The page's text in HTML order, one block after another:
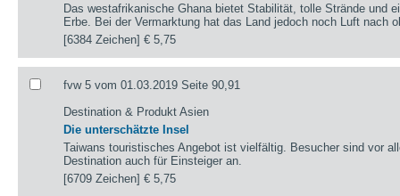
Das westafrikanische Ghana bietet Stabilität, tolle Strände und
Erbe. Bei der Vermarktung hat das Land jedoch noch Luft nach
[6384 Zeichen]€ 5,75
fvw 5 vom 01.03.2019 Seite 90,91
Destination & Produkt Asien
Die unterschätzte Insel
Taiwans touristisches Angebot ist vielfältig. Besucher sind vor
Destination auch für Einsteiger an.
[6709 Zeichen]€ 5,75